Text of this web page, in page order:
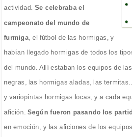
actividad. Se celebraba el
campeonato del mundo de
furmiga , el fútbol de las hormigas, y
habían llegado hormigas de todos los
del mundo. Allí estaban los equipos de
negras, las hormigas aladas, las
y variopintas hormigas locas; y a cada
afición. Según fueron pasando los
en emoción, y las aficiones de los